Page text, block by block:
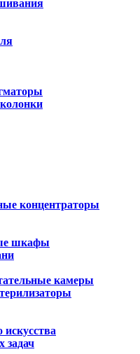
концентраторы
шкафы
камеры
задач